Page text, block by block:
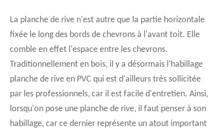
La planche de rive n'est autre que la partie horizontale
fixée le long des bords de chevrons à l'avant toit. Elle
comble en effet l'espace entre les chevrons.
Traditionnellement en bois, il y a désormais l'habillage
planche de rive en PVC qui est d'ailleurs très sollicitée
par les professionnels, car il est facile d'entretien. Ainsi,
lorsqu'on pose une planche de rive, il faut penser à son
habillage, car ce dernier représente un atout important